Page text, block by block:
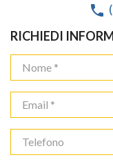
phone
RICHIEDI